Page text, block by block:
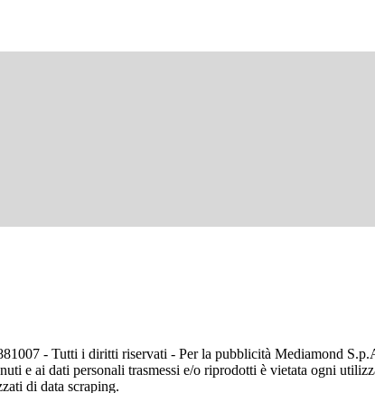
- Tutti i diritti riservati - Per la pubblicità Mediamond
e ai dati personali trasmessi e/o riprodotti è vietata ogni
di data scraping.